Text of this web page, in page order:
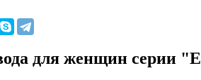
для женщин серии